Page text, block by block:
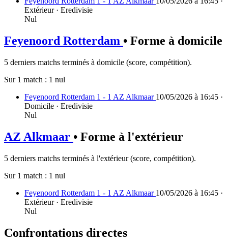
Extérieur · Eredivisie
Nul
Feyenoord Rotterdam • Forme à domicile
5 derniers matchs terminés à domicile (score, compétition).
Sur 1 match : 1 nul
Feyenoord Rotterdam 1 - 1 AZ Alkmaar 10/05/2026 à 16:45 ·
Domicile · Eredivisie
Nul
AZ Alkmaar • Forme à l'extérieur
5 derniers matchs terminés à l'extérieur (score, compétition).
Sur 1 match : 1 nul
Feyenoord Rotterdam 1 - 1 AZ Alkmaar 10/05/2026 à 16:45 ·
Extérieur · Eredivisie
Nul
Confrontations directes